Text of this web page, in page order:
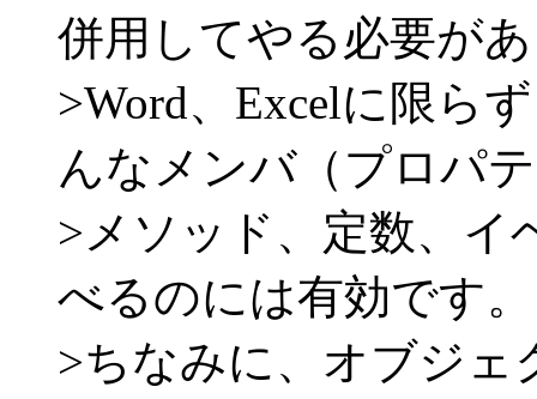
併用してやる必要が
>Word、Excelに限ら
んなメンバ（プロパ
>メソッド、定数、イ
べるのには有効です。
>ちなみに、オブジ